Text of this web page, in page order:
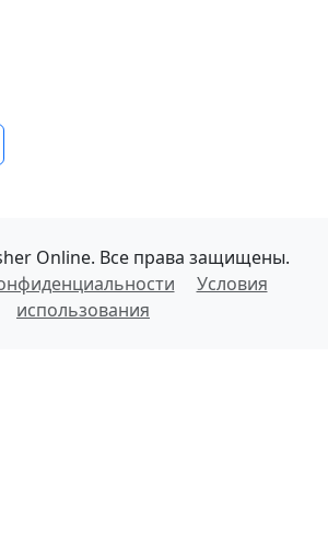
Online. Все права защищены.
Условия
использования